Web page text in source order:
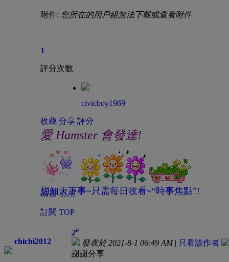
附件: 您所在的用戶組無法下載或查看附件
1
評分次數
civicboy1969
收藏 分享 評分
愛 Hamster 會發達!
想知天下事~只需每日收看~“時事焦點”!
回復 引用
訂閱 TOP
chichi2012
2#
發表於 2021-8-1 06:49 AM| 只看該作者
謝謝分享